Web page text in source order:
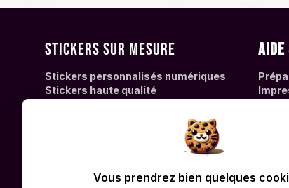
Vous prendrez bien quelques
Stickers sur mesure
Stickers personnalisés numériques
Stickers haute qualité
Découpe de vinyle autocollant
Toutes nos offres de stickers
Fabrication de stickers ronds